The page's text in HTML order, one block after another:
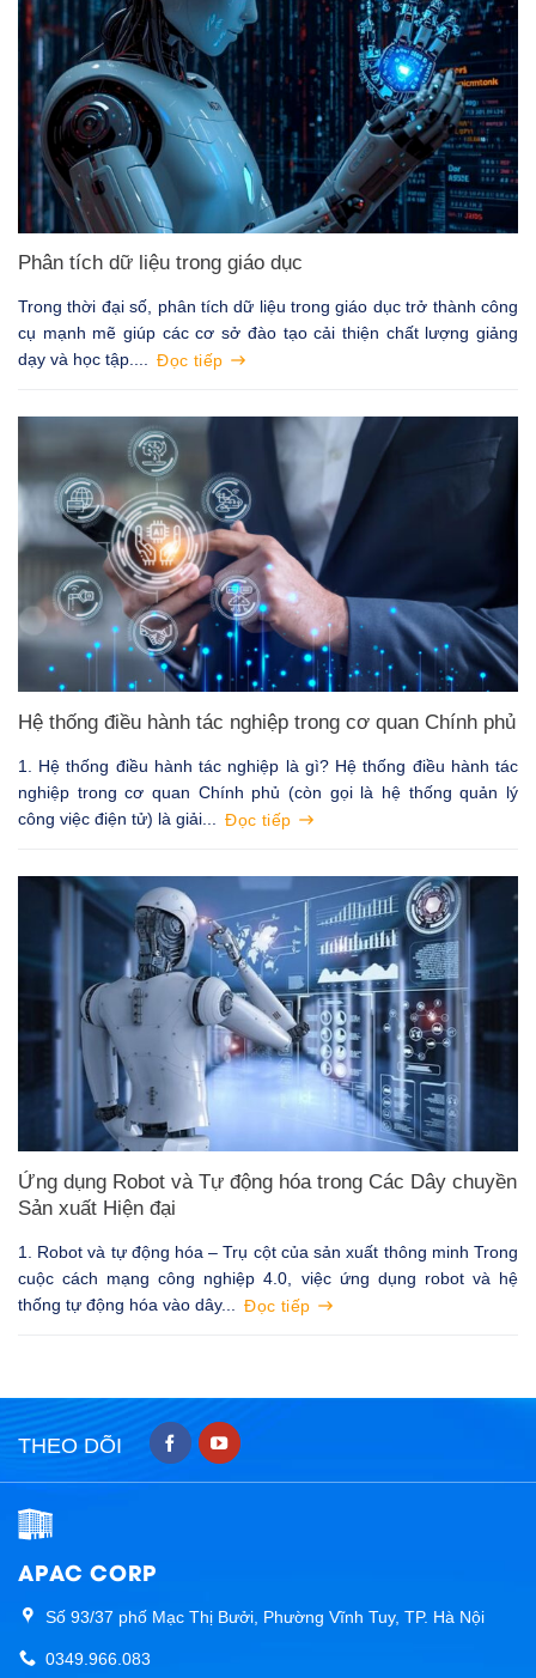
Phân tích dữ liệu trong giáo dục
Trong thời đại số, phân tích dữ liệu trong giáo dục trở thành công
cụ mạnh mẽ giúp các cơ sở đào tạo cải thiện chất lượng giảng
dạy và học tập....
Đọc tiếp
Hệ thống điều hành tác nghiệp trong cơ quan Chính phủ
1. Hệ thống điều hành tác nghiệp là gì? Hệ thống điều hành tác
nghiệp trong cơ quan Chính phủ (còn gọi là hệ thống quản lý
công việc điện tử) là giải...
Đọc tiếp
Ứng dụng Robot và Tự động hóa trong Các Dây chuyền
Sản xuất Hiện đại
1. Robot và tự động hóa – Trụ cột của sản xuất thông minh Trong
cuộc cách mạng công nghiệp 4.0, việc ứng dụng robot và hệ
thống tự động hóa vào dây...
Đọc tiếp
THEO DÕI
APAC CORP
Số 93/37 phố Mạc Thị Bưởi, Phường Vĩnh Tuy, TP. Hà Nội
0349.966.083